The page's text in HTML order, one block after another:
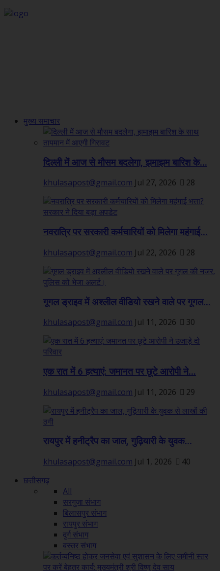
मुख्य समाचार
दिल्ली में आज से मौसम बदलेगा, झमाझम बारिश के...
khulasapost@gmail.com Jul 27, 2026 28
नवरात्रि पर सरकारी कर्मचारियों को मिलेगा महंगाई...
khulasapost@gmail.com Jul 22, 2026 28
गूगल ड्राइव में अश्लील वीडियो रखने वाले पर गूगल...
khulasapost@gmail.com Jul 11, 2026 30
एक रात में 6 हत्याएं: जमानत पर छूटे आरोपी ने...
khulasapost@gmail.com Jul 11, 2026 29
रायपुर में हनीट्रैप का जाल, गुढ़ियारी के युवक...
khulasapost@gmail.com Jul 1, 2026
40
छत्तीसगढ़
All
सरगुजा संभाग
बिलासपुर संभाग
रायपुर संभाग
दुर्ग संभाग
बस्तर संभाग